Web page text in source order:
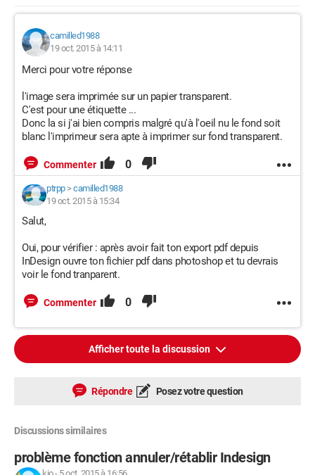
camilled1988
19 oct. 2015 à 14:11
Merci pour votre réponse
l'image sera imprimée sur un papier transparent.
C'est pour une étiquette ...
Donc la si j'ai bien compris malgré qu'à l'oeil nu le fond soit
blanc l'imprimeur sera apte à imprimer sur fond transparent.
Commenter 0
ptrpp> camilled1988
19 oct. 2015 à 15:34
Salut,
Oui, pour vérifier : après avoir fait ton export pdf depuis
InDesign ouvre ton fichier pdf dans photoshop et tu devrais
voir le fond tranparent.
Commenter 0
Afficher toute la discussion
Répondre Posez votre question
Discussions similaires
problème fonction annuler/rétablir Indesign